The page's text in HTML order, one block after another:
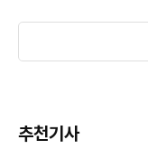
추천기사